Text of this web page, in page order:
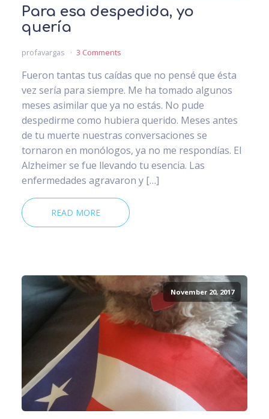
Para esa despedida, yo
quería
profavargas 3 Comments
Fueron tantas tus caídas que no pensé que ésta
vez sería para siempre. Me ha tomado algunos
meses asimilar que ya no estás. No pude
despedirme como hubiera querido. Meses antes
de tu muerte nuestras conversaciones se
tornaron en monólogos, ya no me respondías. El
Alzheimer se fue llevando tu esencia. Las
enfermedades agravaron y […]
READ MORE
November 20, 2017